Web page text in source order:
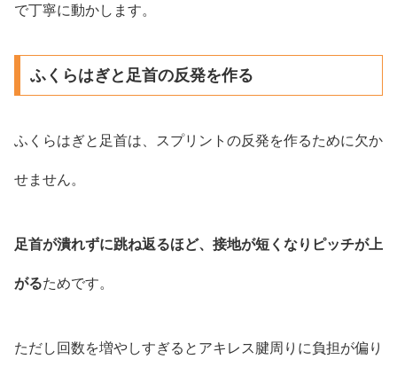
で丁寧に動かします。
ふくらはぎと足首の反発を作る
ふくらはぎと足首は、スプリントの反発を作るために欠か
せません。
足首が潰れずに跳ね返るほど、接地が短くなりピッチが上
がるためです。
ただし回数を増やしすぎるとアキレス腱周りに負担が偏り